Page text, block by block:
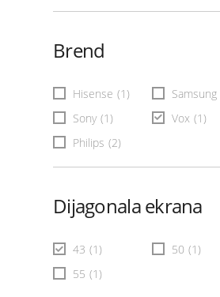
Brend
Hisense (1) Samsung
Sony (1) Vox (1)
Philips (2)
Dijagonala ekrana
43 (1) 50 (1)
55 (1)